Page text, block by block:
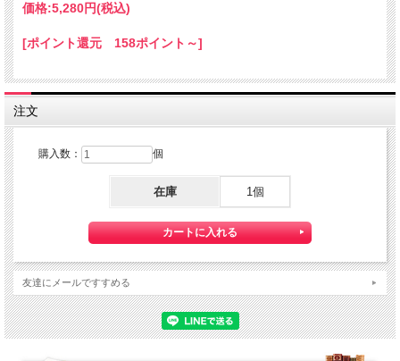
価格:5,280円(税込)
[ポイント還元 158ポイント～]
注文
購入数： 個
在庫 1個
友達にメールですすめる